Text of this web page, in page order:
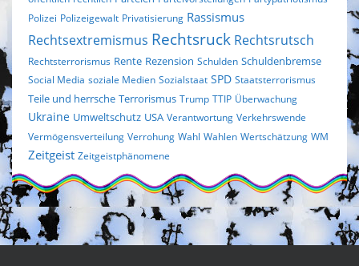
Polizei Polizeigewalt Privatisierung Rassismus
Rechtsextremismus Rechtsruck Rechtsrutsch
Rechtsterrorismus Rente Rezension Schulden Schuldenbremse
Social Media soziale Medien Sozialstaat SPD Staatsterrorismus
Teile und herrsche Terrorismus Trump TTIP Überwachung
Ukraine Umweltschutz USA Verantwortung Verkehrswende
Vermögensverteilung Verrohung Wahl Wahlen Wertschätzung WM
Zeitgeist Zeitgeistphänomene